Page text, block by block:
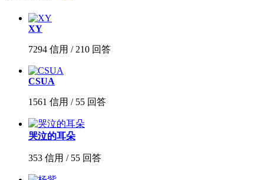
XY
7294 信用 / 210 回答
CSUA
1561 信用 / 55 回答
哭泣的耳朵
353 信用 / 55 回答